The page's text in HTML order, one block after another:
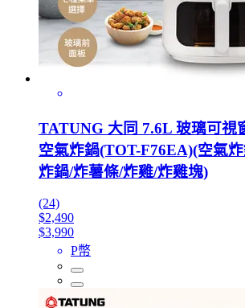
TATUNG 大同 7.6L 玻璃可視
空氣炸鍋(TOT-F76EA)(空氣
炸鍋/炸薯條/炸雞/炸雞塊)
(24)
$2,490
$3,990
P幣